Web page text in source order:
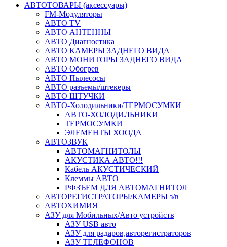
АВТОТОВАРЫ (аксессуары)
FM-Модуляторы
АВТО TV
АВТО АНТЕННЫ
АВТО Диагностика
АВТО КАМЕРЫ ЗАДНЕГО ВИДА
АВТО МОНИТОРЫ ЗАДНЕГО ВИДА
АВТО Обогрев
АВТО Пылесосы
АВТО разъемы/штекеры
АВТО ШТУЧКИ
АВТО-Холодильники/ТЕРМОСУМКИ
АВТО-ХОЛОДИЛЬНИКИ
ТЕРМОСУМКИ
ЭЛЕМЕНТЫ ХООДА
АВТОЗВУК
АВТОМАГНИТОЛЫ
АКУСТИКА АВТО!!!
Кабель АКУСТИЧЕСКИЙ
Клеммы АВТО
РФЗЪЕМ ДЛЯ АВТОМАГНИТОЛ
АВТОРЕГИСТРАТОРЫ/КАМЕРЫ з/в
АВТОХИМИЯ
АЗУ для Мобильных/Авто устройств
АЗУ USB авто
АЗУ для радаров,авторегистраторов
АЗУ ТЕЛЕФОНОВ